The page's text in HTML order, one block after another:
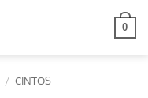
0
/ CINTOS